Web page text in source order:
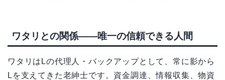
ワタリとの関係――唯一の信頼できる人間
ワタリはLの代理人・バックアップとして、常に影から
Lを支えてきた老紳士です。資金調達、情報収集、物資